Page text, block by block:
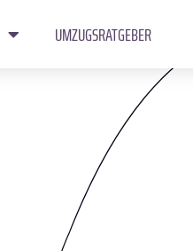
UMZUGSRATGEBER